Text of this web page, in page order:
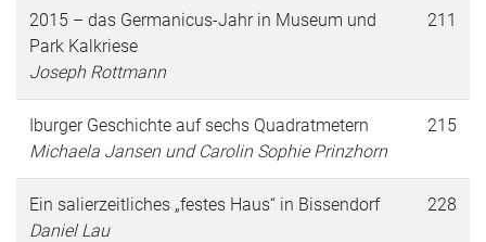
2015 – das Germanicus-Jahr in Museum und
Park Kalkriese
Joseph Rottmann
211
Iburger Geschichte auf sechs Quadratmetern
Michaela Jansen und Carolin Sophie Prinzhorn
215
Ein salierzeitliches „festes Haus“ in Bissendorf
Daniel Lau
228